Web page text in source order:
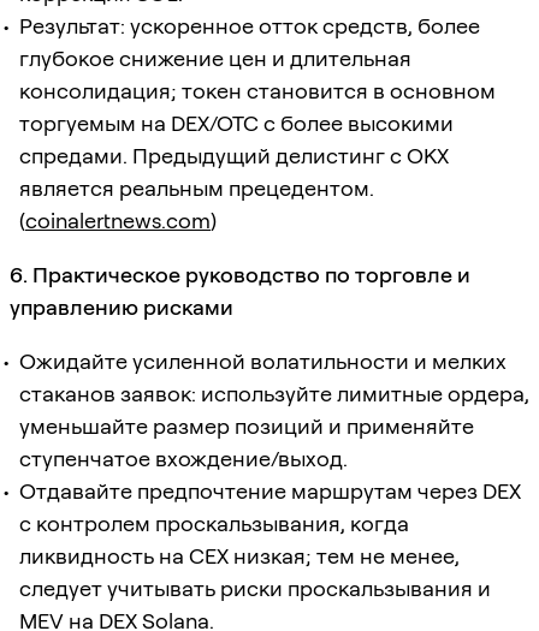
Результат: ускоренное отток средств, более
глубокое снижение цен и длительная
консолидация; токен становится в основном
торгуемым на DEX/OTC с более высокими
спредами. Предыдущий делистинг с OKX
является реальным прецедентом.
(coinalertnews.com)
6. Практическое руководство по торговле и
управлению рисками
Ожидайте усиленной волатильности и мелких
стаканов заявок: используйте лимитные ордера,
уменьшайте размер позиций и применяйте
ступенчатое вхождение/выход.
Отдавайте предпочтение маршрутам через DEX
с контролем проскальзывания, когда
ликвидность на CEX низкая; тем не менее,
следует учитывать риски проскальзывания и
MEV на DEX Solana.